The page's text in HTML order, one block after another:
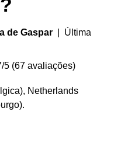
de Gaspar | Última
5 (67 avaliações)
Netherlands